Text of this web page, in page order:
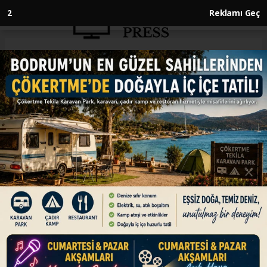
1 Reklamı Geç
Anasayfa DÜNYA
Belçika Kraliçesi Mathilde 10-14
Mayıs'ta Ekonomik Misyon
heyetiyle Türkiye'yi ziyaret
edecek
DÜNYA
09.05.2026 - 12:15, Güncelleme: 09.05.2026 - 12:15
Belçika Kraliçesi Mathilde, başkanlığındaki
heyetle 10-14 Mayıs tarihlerinde Türkiye’ye
“Ekonomik Misyon” ziyareti yapacak.